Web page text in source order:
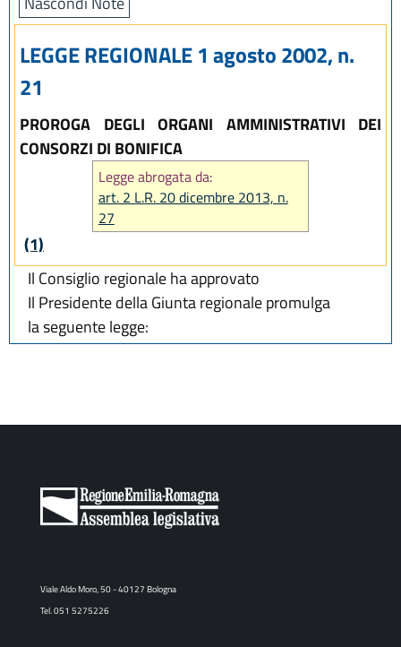
LEGGE REGIONALE 1 agosto 2002, n.
21
PROROGA DEGLI ORGANI AMMINISTRATIVI DEI
CONSORZI DI BONIFICA
Legge abrogata da:
art. 2 L.R. 20 dicembre 2013, n.
27
(1)
Il Consiglio regionale ha approvato
Il Presidente della Giunta regionale promulga
la seguente legge:
Viale Aldo Moro, 50 - 40127 Bologna
Tel. 051 5275226